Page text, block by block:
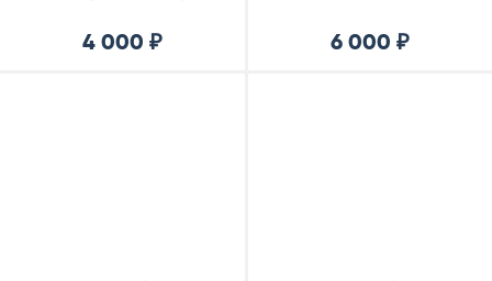
4 000 ₽ 6 000 ₽